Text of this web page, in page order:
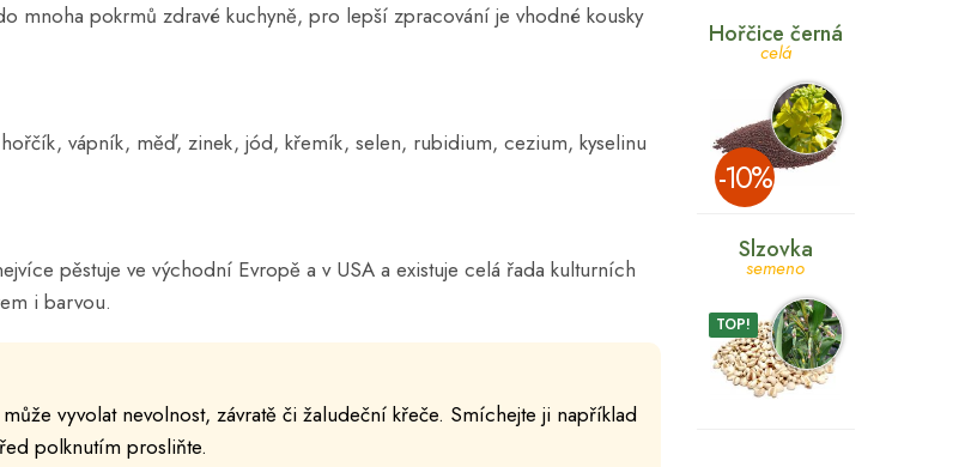
mnoha pokrmů zdravé kuchyně, pro lepší zpracování je vhodné kousky
vápník, měď, zinek, jód, křemík, selen, rubidium, cezium, kyselinu
pěstuje ve východní Evropě a v USA a existuje celá řada kulturních
i barvou.
vyvolat nevolnost, závratě či žaludeční křeče. Smíchejte ji například
polknutím prosliňte.
Hořčice černá
celá
­-10%
Slzovka
semeno
TOP!